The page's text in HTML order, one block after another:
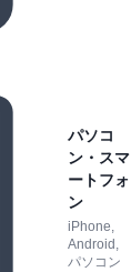
パソコ
ン・スマ
ートフォ
ン
iPhone,
Android,
パソコン